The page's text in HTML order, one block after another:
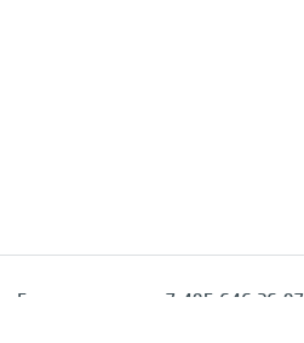
Горячая линия: +7 495 646 26 97